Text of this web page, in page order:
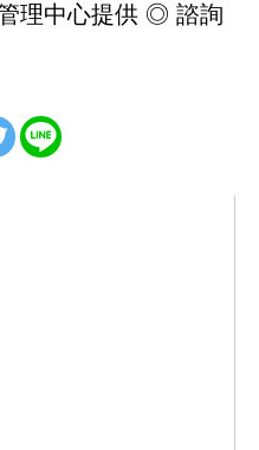
理中心提供 ◎ 諮詢